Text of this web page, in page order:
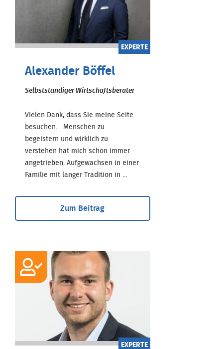
EXPERTE
Alexander Böffel
Selbstständiger Wirtschaftsberater
Vielen Dank, dass Sie meine Seite
besuchen. Menschen zu
begeistern und wirklich zu
verstehen hat mich schon immer
angetrieben. Aufgewachsen in einer
Familie mit langer Tradition in ...
Zum Beitrag
EXPERTE